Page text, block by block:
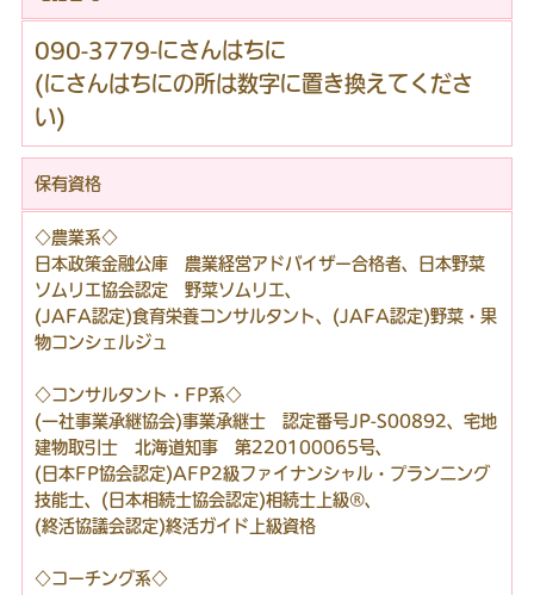
090-3779-にさんはちに
(にさんはちにの所は数字に置き換えてくださ
い)
保有資格
◇農業系◇
日本政策金融公庫 農業経営アドバイザー合格者、日本野菜
ソムリエ協会認定 野菜ソムリエ、
(JAFA認定)食育栄養コンサルタント、(JAFA認定)野菜・果
物コンシェルジュ
◇コンサルタント・FP系◇
(一社事業承継協会)事業承継士 認定番号JP-S00892、宅地
建物取引士 北海道知事 第220100065号、
(日本FP協会認定)AFP2級ファイナンシャル・プランニング
技能士、(日本相続士協会認定)相続士上級®、
(終活協議会認定)終活ガイド上級資格
◇コーチング系◇